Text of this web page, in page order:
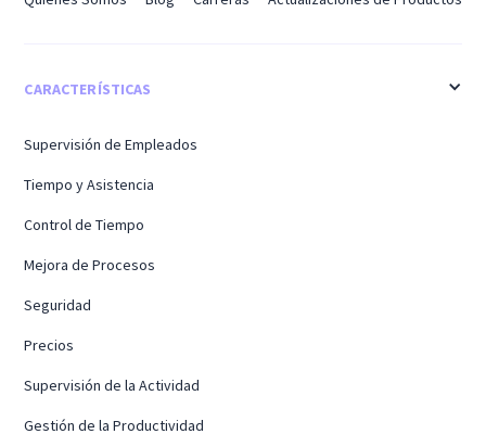
CARACTERÍSTICAS
Supervisión de Empleados
Tiempo y Asistencia
Control de Tiempo
Mejora de Procesos
Seguridad
Precios
Supervisión de la Actividad
Gestión de la Productividad